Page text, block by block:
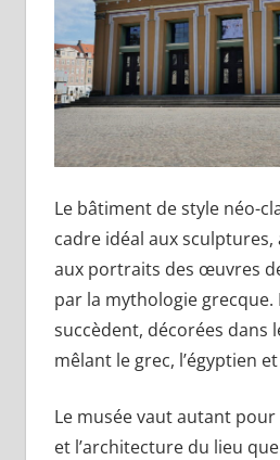
Le bâtiment de style néo-
cadre idéal aux sculptures,
aux portraits des œuvres
par la mythologie grecque.
succèdent, décorées dans
mêlant le grec, l’égyptien
Le musée vaut autant pour
et l’architecture du lieu